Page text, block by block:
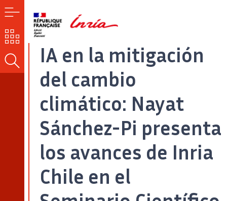
MENÚ
NUESTROS
RETOS
BUSCAR
IA en la mitigación
del cambio
climático: Nayat
Sánchez-Pi presenta
los avances de Inria
Chile en el